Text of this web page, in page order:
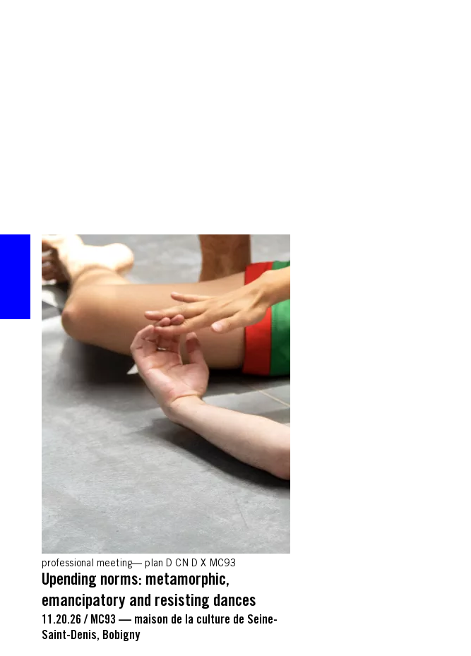
professional meeting plan D CN D X MC93
Upending norms: metamorphic,
emancipatory and resisting dances
11.20.26 / MC93 — maison de la culture de Seine-
Saint-Denis, Bobigny